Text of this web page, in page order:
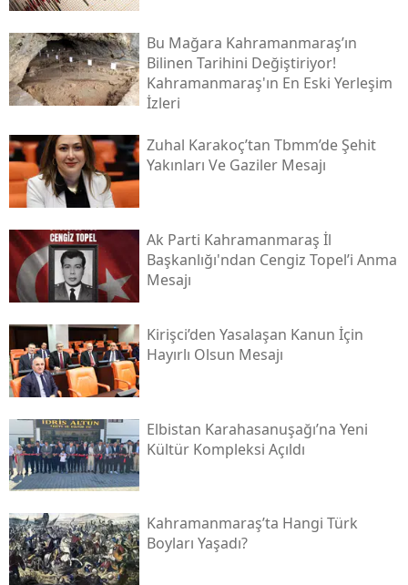
Bu Mağara Kahramanmaraş’ın
Bilinen Tarihini Değiştiriyor!
Kahramanmaraş'ın En Eski Yerleşim
İzleri
Zuhal Karakoç’tan Tbmm’de Şehit
Yakınları Ve Gaziler Mesajı
Ak Parti Kahramanmaraş İl
Başkanlığı'ndan Cengiz Topel’i Anma
Mesajı
Kirişci’den Yasalaşan Kanun İçin
Hayırlı Olsun Mesajı
Elbistan Karahasanuşağı’na Yeni
Kültür Kompleksi Açıldı
Kahramanmaraş’ta Hangi Türk
Boyları Yaşadı?